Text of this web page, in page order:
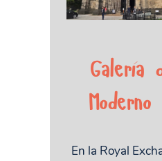
Galería
En la Royal